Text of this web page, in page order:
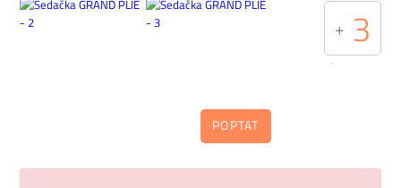
+ 3
POPTAT